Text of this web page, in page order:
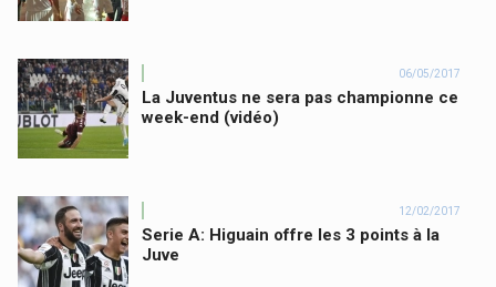
06/05/2017
La Juventus ne sera pas championne ce
week-end (vidéo)
12/02/2017
Serie A: Higuain offre les 3 points à la
Juve